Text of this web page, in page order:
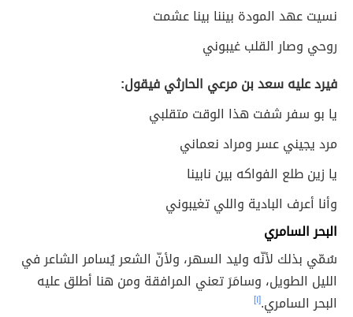
نسيت عهد المودة بيننا بينا عشمت
روحي وصار القلب غيبوني
فيرد عليه سعد بن مرعي الحارثي فيقول:
يا بو سفر شفت هذا الوقت متقلبي
مرد يجيني عسر ومراد نعماني
يا زين طلع الفواكه بين نابينا
وأنا أعرف البادية واللي تغيبوني
البحر السامري
سُمّي بذلك لأنّه وليد السهر، ولأنّ الشعر يُسامر الشاعر في
الليل الطويل، وسامَرَ تعني المرافقة ومن هنا أطلق عليه
البحر السامري.[١]